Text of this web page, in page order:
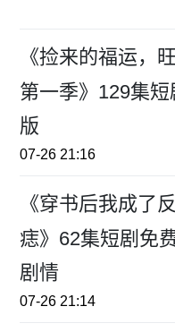
《捡来的福运，
第一季》129集
版
07-26 21:16
《穿书后我成了
痣》62集短剧免
剧情
07-26 21:14